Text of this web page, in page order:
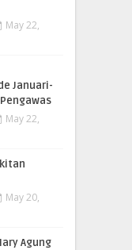
May 22,
Januari-
May 22,
May 20,
Agung